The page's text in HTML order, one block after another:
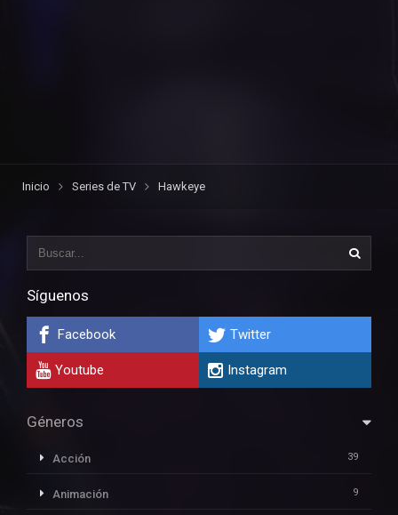
Inicio Series de TV Hawkeye
Síguenos
Facebook Twitter
Youtube Instagram
Géneros
Acción 39
Animación 9